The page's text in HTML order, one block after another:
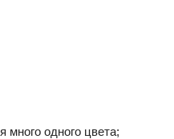
много одного цвета;